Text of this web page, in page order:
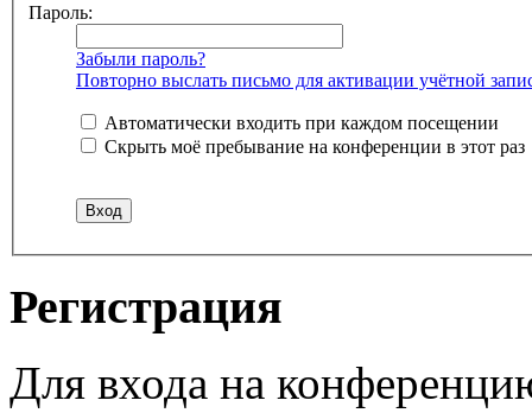
Пароль:
Забыли пароль?
Повторно выслать письмо для активации учётной
Автоматически входить при каждом посещении
Скрыть моё пребывание на конференции в этот раз
Регистрация
Для входа на